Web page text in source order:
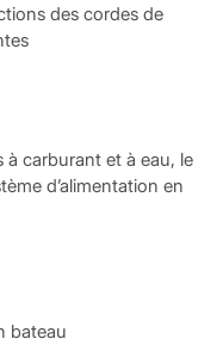
des cordes de
carburant et à eau, le
d’alimentation en
bateau